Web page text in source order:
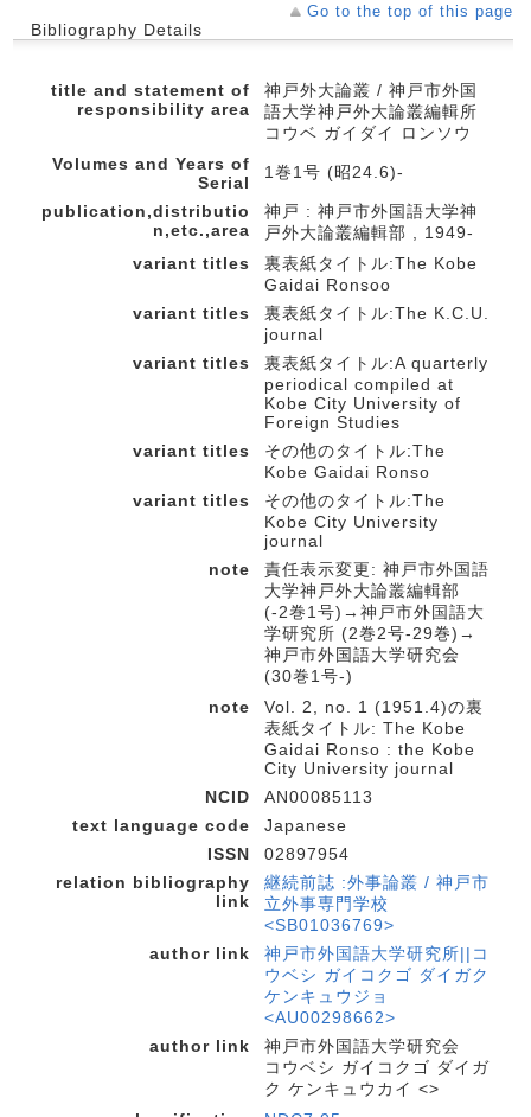
Go to the top of this page
Bibliography Details
title and statement of
responsibility area
神戸外大論叢 / 神戸市外国
語大学神戸外大論叢編輯所
コウベ ガイダイ ロンソウ
Volumes and Years of
Serial
1巻1号 (昭24.6)-
publication,distributio
n,etc.,area
神戸 : 神戸市外国語大学神
戸外大論叢編輯部 , 1949-
variant titles
裏表紙タイトル:The Kobe
Gaidai Ronsoo
variant titles
裏表紙タイトル:The K.C.U.
journal
variant titles
裏表紙タイトル:A quarterly
periodical compiled at
Kobe City University of
Foreign Studies
variant titles
その他のタイトル:The
Kobe Gaidai Ronso
variant titles
その他のタイトル:The
Kobe City University
journal
note
責任表示変更: 神戸市外国語
大学神戸外大論叢編輯部
(-2巻1号)→神戸市外国語大
学研究所 (2巻2号-29巻)→
神戸市外国語大学研究会
(30巻1号-)
note
Vol. 2, no. 1 (1951.4)の裏
表紙タイトル: The Kobe
Gaidai Ronso : the Kobe
City University journal
NCID
AN00085113
text language code
Japanese
ISSN
02897954
relation bibliography
link
継続前誌 :外事論叢 / 神戸市
立外事専門学校
<SB01036769>
author link
神戸市外国語大学研究所||コ
ウベシ ガイコクゴ ダイガク
ケンキュウジョ
<AU00298662>
author link
神戸市外国語大学研究会
コウベシ ガイコクゴ ダイガ
ク ケンキュウカイ <>